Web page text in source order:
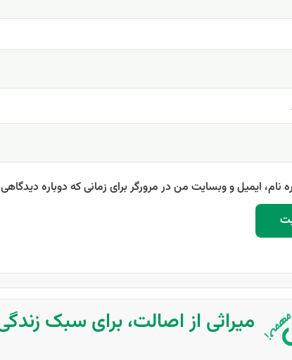
نام، ایمیل و وبسایت من در مرورگر برای زمانی که دوباره
میراثی از اصالت، برای سبک